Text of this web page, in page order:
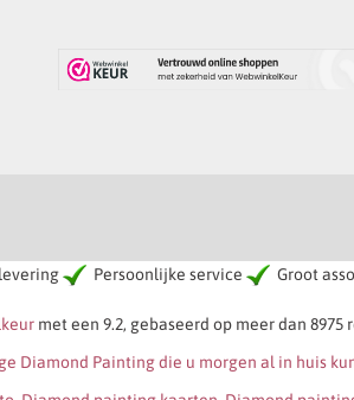
Persoonlijke service Groot
met een 9.2, gebaseerd op meer dan 8975
Diamond Painting die u morgen al in huis